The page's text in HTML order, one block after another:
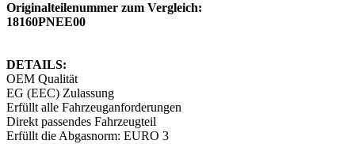
Originalteilenummer zum Vergleich:
18160PNEE00
DETAILS:
OEM Qualität
EG (EEC) Zulassung
Erfüllt alle Fahrzeuganforderungen
Direkt passendes Fahrzeugteil
Erfüllt die Abgasnorm: EURO 3